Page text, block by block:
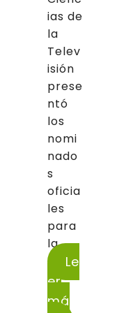
ias de
la
Telev
isión
prese
ntó
los
nomi
nado
s
oficia
les
para
la...
Le
er
má